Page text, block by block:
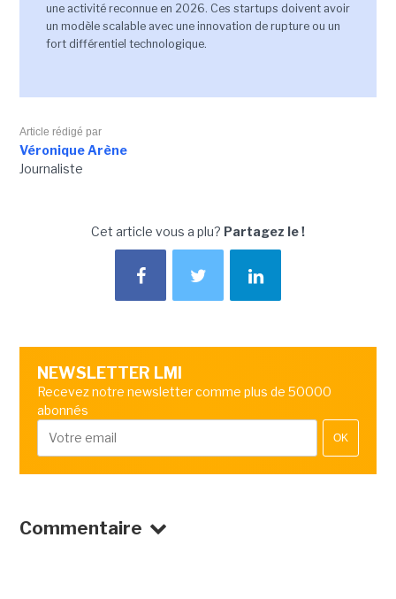
une activité reconnue en 2026. Ces startups doivent avoir
un modèle scalable avec une innovation de rupture ou un
fort différentiel technologique.
Article rédigé par
Véronique Arène
Journaliste
Cet article vous a plu? Partagez le !
NEWSLETTER LMI
Recevez notre newsletter comme plus de 50000
abonnés
OK
Commentaire